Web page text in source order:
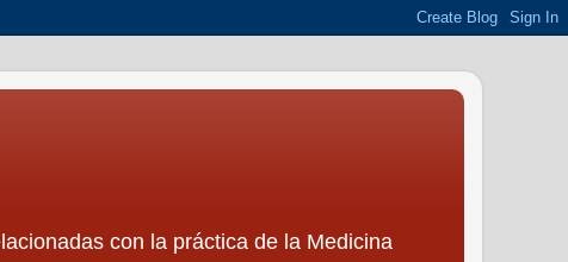
con la práctica de la Medicina